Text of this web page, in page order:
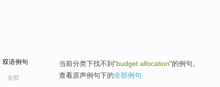
双语例句
全部
当前分类下找不到"budget allocation"的例句。
查看原声例句下的全部例句